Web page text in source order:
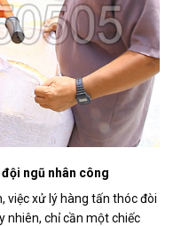
ngũ nhân công
việc xử lý hàng tấn thóc đòi
nhiên, chỉ cần một chiếc